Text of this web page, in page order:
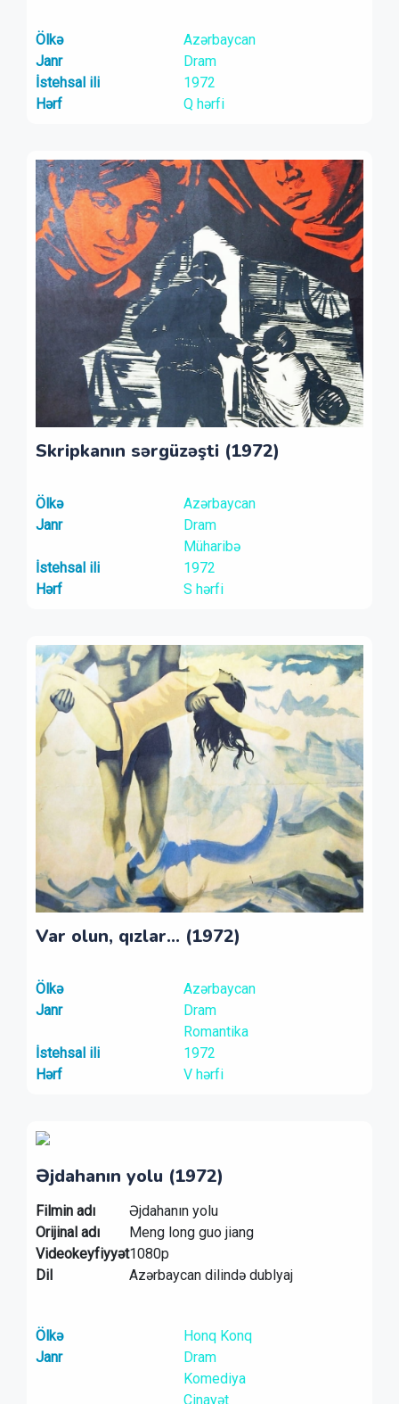
Ölkə
Azərbaycan
Janr
Dram
İstehsal ili
1972
Hərf
Q hərfi
Skripkanın sərgüzəşti (1972)
Ölkə
Azərbaycan
Janr
Dram
Müharibə
İstehsal ili
1972
Hərf
S hərfi
Var olun, qızlar... (1972)
Ölkə
Azərbaycan
Janr
Dram
Romantika
İstehsal ili
1972
Hərf
V hərfi
Əjdahanın yolu (1972)
Filmin adı
Əjdahanın yolu
Orijinal adı
Meng long guo jiang
Videokeyfiyyət1080p
Dil
Azərbaycan dilində dublyaj
Ölkə
Honq Konq
Janr
Dram
Komediya
Cinayət